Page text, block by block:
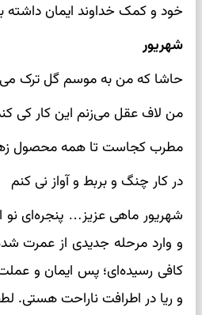
خود و کمک خداوند ایمان داشته
شهریور
حاشا که من به موسم گل ترک
من لاف عقل می‌زنم این کار کی
مطرب کجاست تا همه محصول
در کار چنگ و بربط و آواز نی کنم
شهریور ماهی عزیز… پنجره‌ای نو
و وارد مرحله جدیدی از عمرت
کافی رسیده‌ای؛ پس ایمان و عملت
و ریا در اطرافت ناراحت